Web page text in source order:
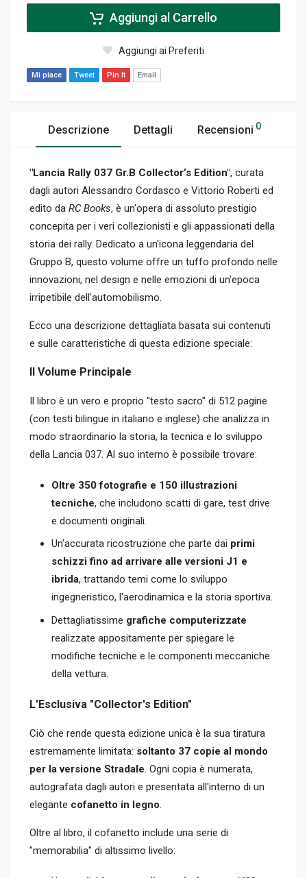
Aggiungi al Carrello
Aggiungi ai Preferiti
Mi piace Tweet Pin It Email
Descrizione Dettagli Recensioni 0
"Lancia Rally 037 Gr.B Collector’s Edition", curata
dagli autori Alessandro Cordasco e Vittorio Roberti ed
edito da RC Books, è un'opera di assoluto prestigio
concepita per i veri collezionisti e gli appassionati della
storia dei rally. Dedicato a un'icona leggendaria del
Gruppo B, questo volume offre un tuffo profondo nelle
innovazioni, nel design e nelle emozioni di un'epoca
irripetibile dell'automobilismo.
Ecco una descrizione dettagliata basata sui contenuti
e sulle caratteristiche di questa edizione speciale:
Il Volume Principale
Il libro è un vero e proprio "testo sacro" di 512 pagine
(con testi bilingue in italiano e inglese) che analizza in
modo straordinario la storia, la tecnica e lo sviluppo
della Lancia 037. Al suo interno è possibile trovare:
Oltre 350 fotografie e 150 illustrazioni
tecniche, che includono scatti di gare, test drive
e documenti originali.
Un'accurata ricostruzione che parte dai primi
schizzi fino ad arrivare alle versioni J1 e
ibrida, trattando temi come lo sviluppo
ingegneristico, l'aerodinamica e la storia sportiva.
Dettagliatissime grafiche computerizzate
realizzate appositamente per spiegare le
modifiche tecniche e le componenti meccaniche
della vettura.
L'Esclusiva "Collector's Edition"
Ciò che rende questa edizione unica è la sua tiratura
estremamente limitata: soltanto 37 copie al mondo
per la versione Stradale. Ogni copia è numerata,
autografata dagli autori e presentata all'interno di un
elegante cofanetto in legno.
Oltre al libro, il cofanetto include una serie di
"memorabilia" di altissimo livello: